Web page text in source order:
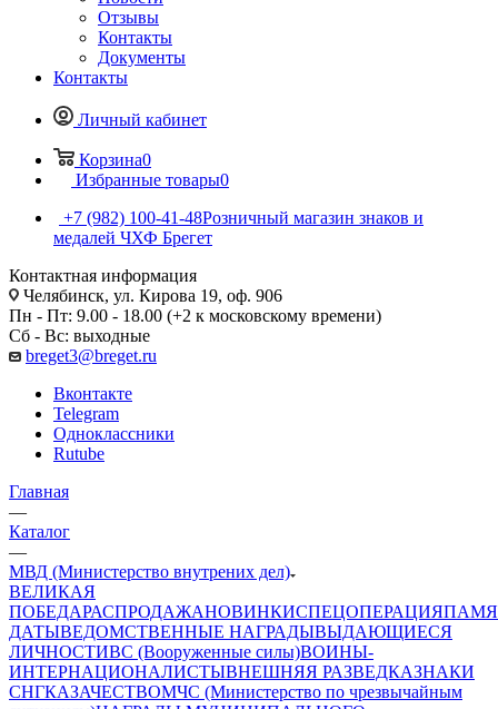
Отзывы
Контакты
Документы
Контакты
Личный кабинет
Корзина0
Избранные товары0
+7 (982) 100-41-48Розничный магазин знаков и
медалей ЧХФ Брегет
Контактная информация
Челябинск, ул. Кирова 19, оф. 906
Пн - Пт: 9.00 - 18.00 (+2 к московскому времени)
Сб - Вс: выходные
breget3@breget.ru
Вконтакте
Telegram
Одноклассники
Rutube
Главная
—
Каталог
—
МВД (Министерство внутрених дел)
ВЕЛИКАЯ
ПОБЕДАРАСПРОДАЖАНОВИНКИСПЕЦОПЕРАЦИЯ
ДАТЫВЕДОМСТВЕННЫЕ НАГРАДЫВЫДАЮЩИЕСЯ
ЛИЧНОСТИВС (Вооруженные силы)ВОИНЫ-
ИНТЕРНАЦИОНАЛИСТЫВНЕШНЯЯ РАЗВЕДКАЗНАКИ
СНГКАЗАЧЕСТВОМЧС (Министерство по чрезвычайным